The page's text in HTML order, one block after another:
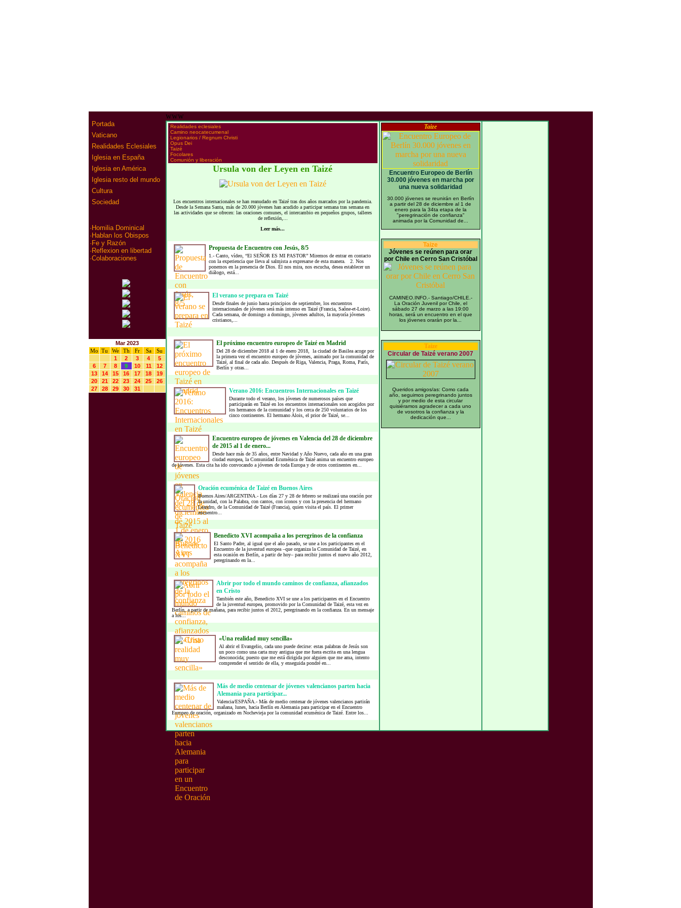
Portada
Vaticano
Realidades Eclesiales
Iglesia en España
Iglesia en América
Iglesia resto del mundo
Cultura
Sociedad
· Homilia Dominical
· Hablan los Obispos
· Fe y Razón
· Reflexion en libertad
·Colaboraciones
Mar 2023
Mo Tu We Th Fr Sa
Su
1
2 3 4
5
6
7 8 9 10 11
12
13
14 15 16 17 18
19
20
21 22 23 24 25
26
27
28 29 30 31
www
·Realidades eclesiales
·Camino neocatecumenal
·Legionarios / Regnum Christi
·Opus Dei
·Taizé
·Focolares
·Comunión y liberación
Ursula von der Leyen en Taizé
Los encuentros internacionales se han reanudado en Taizé tras dos años marcados por la pandemia.
Desde la Semana Santa, más de 20.000 jóvenes han acudido a participar semana tras semana en
las actividades que se ofrecen: las oraciones comunes, el intercambio en pequeños grupos, talleres
de reflexión,...
Leer más...
Propuesta de Encuentro con Jesús, 8/5
1.- Canto, vídeo, “El SEÑOR ES MI PASTOR” Miremos de entrar en contacto
con la experiencia que lleva al salmista a expresarse de esta manera. 2. Nos
ponemos en la presencia de Dios. Él nos mira, nos escucha, desea establecer un
diálogo, está...
El verano se prepara en Taizé
Desde finales de junio hasta principios de septiembre, los encuentros
internacionales de jóvenes será más intenso en Taizé (Francia, Saône-et-Loire).
Cada semana, de domingo a domingo, jóvenes adultos, la mayoría jóvenes
cristianos,...
El próximo encuentro europeo de Taizé en Madrid
Del 28 de diciembre 2018 al 1 de enero 2018, la ciudad de Basilea acoge por
la primera vez el encuentro europeo de jóvenes, animado por la comunidad de
Taizé, al final de cada año. Después de Riga, Valencia, Praga, Roma, París,
Berlín y otras...
Verano 2016: Encuentros Internacionales en Taizé
Durante todo el verano, los jóvenes de numerosos países que
participarán en Taizé en los encuentros internacionales son acogidos por
los hermanos de la comunidad y los cerca de 250 voluntarios de los
cinco continentes. El hermano Alois, el prior de Taizé, se...
Encuentro europeo de jóvenes en Valencia del 28 de diciembre
de 2015 al 1 de enero...
Desde hace más de 35 años, entre Navidad y Año Nuevo, cada año en una gran
ciudad europea, la Comunidad Ecuménica de Taizé anima un encuentro europeo
de jóvenes. Esta cita ha ido convocando a jóvenes de toda Europa y de otros continentes en...
Oración ecuménica de Taizé en Buenos Aires
Buenos Aires/ARGENTINA.- Los días 27 y 28 de febrero se realizará una oración por
la unidad, con la Palabra, con cantos, con íconos y con la presencia del hermano
Leandro, de la Comunidad de Taizé (Francia), quien visita el país. El primer
encuentro...
Benedicto XVI acompaña a los peregrinos de la confianza
El Santo Padre, al igual que el año pasado, se une a los participantes en el
Encuentro de la juventud europea –que organiza la Comunidad de Taizé, en
esta ocasión en Berlín, a partir de hoy– para recibir juntos el nuevo año 2012,
peregrinando en la...
Abrir por todo el mundo caminos de confianza, afianzados
en Cristo
También este año, Benedicto XVI se une a los participantes en el Encuentro
de la juventud europea, promovido por la Comunidad de Taizé, esta vez en
Berlín, a partir de mañana, para recibir juntos el 2012, peregrinando en la confianza. En un mensaje
a los...
«Una realidad muy sencilla»
Al abrir el Evangelio, cada uno puede decirse: estas palabras de Jesús son
un poco como una carta muy antigua que me fuera escrita en una lengua
desconocida; puesto que me está dirigida por alguien que me ama, intento
comprender el sentido de ella, y enseguida pondré en...
Más de medio centenar de jóvenes valencianos parten hacia
Alemania para participar...
Valencia/ESPAÑA.- Más de medio centenar de jóvenes valencianos partirán
mañana, lunes, hacia Berlín en Alemania para participar en el Encuentro
Europeo de oración, organizado en Nochevieja por la comunidad ecuménica de Taizé. Entre los...
Taize
Encuentro Europeo de Berlín
30.000 jóvenes en marcha por
una nueva solidaridad
30.000 jóvenes se reunirán en Berlín
a partir del 28 de diciembre al 1 de
enero para la 34ta etapa de la
"peregrinación de confianza"
animada por la Comunidad de...
Taize
Jóvenes se reúnen para orar
por Chile en Cerro San Cristóbal
CAMINEO.INFO.- Santiago/CHILE.-
La Oración Juvenil por Chile, el
sábado 27 de marzo a las 19:00
horas, será un encuentro en el que
los jóvenes orarán por la...
Taize
Circular de Taizé verano 2007
Queridos amigos/as: Como cada
año, seguimos peregrinando juntos
y por medio de esta circular
quisiéramos agradecer a cada uno
de vosotros la confianza y la
dedicación que...